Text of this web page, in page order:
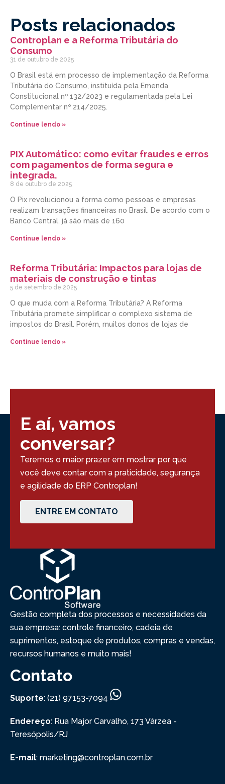
Posts relacionados
Controplan e a Reforma Tributária do
Consumo
31 de outubro de 2025
O Brasil está em processo de implementação da Reforma
Tributária do Consumo, instituída pela Emenda
Constitucional nº 132/2023 e regulamentada pela Lei
Complementar nº 214/2025.
Continue lendo »
PIX Automático: como evitar fraudes e erros
com pagamentos de forma segura e
integrada.
8 de outubro de 2025
O Pix revolucionou a forma como pessoas e empresas
realizam transações financeiras no Brasil. De acordo com o
Banco Central, já são mais de 160
Continue lendo »
Reforma Tributária: Impactos para lojas de
materiais de construção e tintas
5 de setembro de 2025
O que muda com a Reforma Tributária? A Reforma
Tributária promete simplificar o complexo sistema de
impostos do Brasil. Porém, muitos donos de lojas de
Continue lendo »
E aí, vamos
conversar?
Teremos o maior prazer em mostrar por que
você deve contar com a praticidade, segurança
e agilidade do ERP Controplan!
ENTRE EM CONTATO
Gestão completa dos processos e necessidades da
sua empresa: controle financeiro, cadeia de
suprimentos, estoque de produtos, compras e vendas,
recursos humanos e muito mais!
Contato
Suporte: (21) 97153-7094
Endereço: Rua Major Carvalho, 173 Várzea -
Teresópolis/RJ
E-mail: marketing@controplan.com.br